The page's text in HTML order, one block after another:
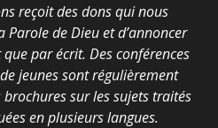
reçoit des dons qui nous
Parole de Dieu et d’annoncer
par écrit. Des conférences
jeunes sont régulièrement
sur les sujets traités
en plusieurs langues.